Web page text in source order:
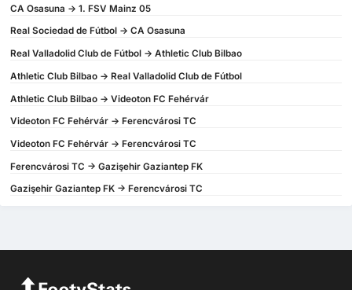
CA Osasuna -> 1. FSV Mainz 05
Real Sociedad de Fútbol -> CA Osasuna
Real Valladolid Club de Fútbol -> Athletic Club Bilbao
Athletic Club Bilbao -> Real Valladolid Club de Fútbol
Athletic Club Bilbao -> Videoton FC Fehérvár
Videoton FC Fehérvár -> Ferencvárosi TC
Videoton FC Fehérvár -> Ferencvárosi TC
Ferencvárosi TC -> Gazişehir Gaziantep FK
Gazişehir Gaziantep FK -> Ferencvárosi TC